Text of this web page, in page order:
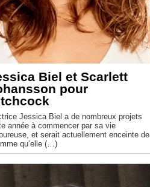
Biel et Scarlett
pour
Jessica Biel a de nombreux projets
année à commencer par sa vie
et serait actuellement enceinte de
qu’elle (…)